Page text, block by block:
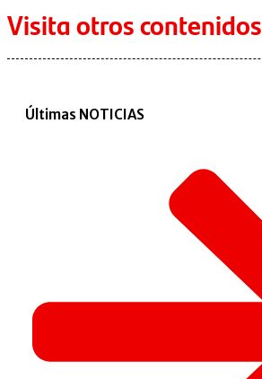
Visita otros contenidos
Últimas NOTICIAS